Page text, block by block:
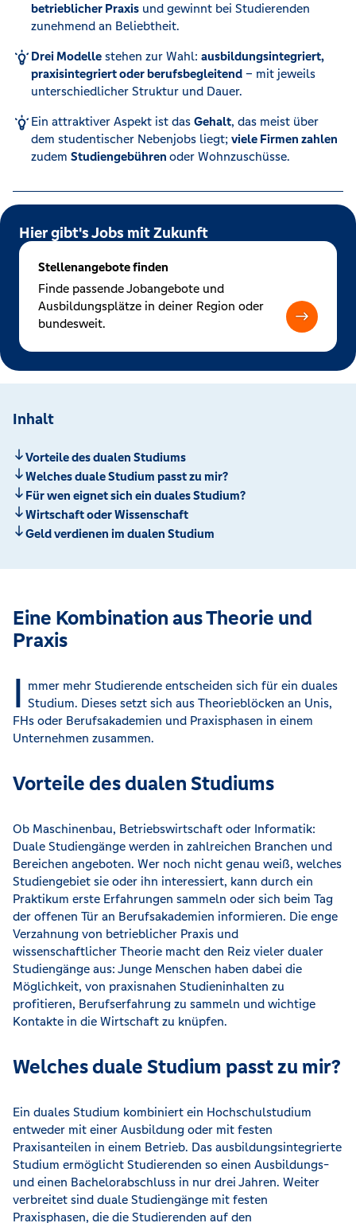
betrieblicher Praxisund gewinnt bei Studierenden
zunehmend an Beliebtheit.
Drei Modellestehen zur Wahl: ausbildungsintegriert,
praxisintegriert oder berufsbegleitend– mit jeweils
unterschiedlicher Struktur und Dauer.
Ein attraktiver Aspekt ist das Gehalt, das meist über
dem studentischer Nebenjobs liegt; viele Firmen zahlen
zudem Studiengebühren oder Wohnzuschüsse.
Hier gibt's Jobs mit Zukunft
Stellenangebote finden
Finde passende Jobangebote und
Ausbildungsplätze in deiner Region oder
bundesweit.
Inhalt
Vorteile des dualen Studiums
Welches duale Studium passt zu mir?
Für wen eignet sich ein duales Studium?
Wirtschaft oder Wissenschaft
Geld verdienen im dualen Studium
Eine Kombination aus Theorie und
Praxis
I mmer mehr Studierende entscheiden sich für ein duales
Studium. Dieses setzt sich aus Theorieblöcken an Unis,
FHs oder Berufsakademien und Praxisphasen in einem
Unternehmen zusammen.
Vorteile des dualen Studiums
Ob Maschinenbau, Betriebswirtschaft oder Informatik:
Duale Studiengänge werden in zahlreichen Branchen und
Bereichen angeboten. Wer noch nicht genau weiß, welches
Studiengebiet sie oder ihn interessiert, kann durch ein
Praktikum erste Erfahrungen sammeln oder sich beim Tag
der offenen Tür an Berufsakademien informieren. Die enge
Verzahnung von betrieblicher Praxis und
wissenschaftlicher Theorie macht den Reiz vieler dualer
Studiengänge aus: Junge Menschen haben dabei die
Möglichkeit, von praxisnahen Studieninhalten zu
profitieren, Berufserfahrung zu sammeln und wichtige
Kontakte in die Wirtschaft zu knüpfen.
Welches duale Studium passt zu mir?
Ein duales Studium kombiniert ein Hochschulstudium
entweder mit einer Ausbildung oder mit festen
Praxisanteilen in einem Betrieb. Das ausbildungsintegrierte
Studium ermöglicht Studierenden so einen Ausbildungs-
und einen Bachelorabschluss in nur drei Jahren. Weiter
verbreitet sind duale Studiengänge mit festen
Praxisphasen, die die Studierenden auf den